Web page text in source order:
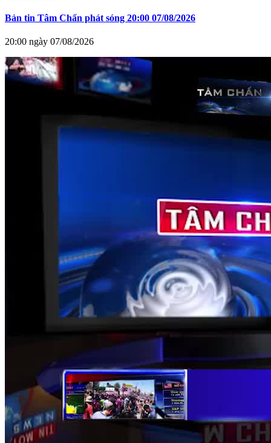
Bản tin Tâm Chấn phát sóng 20:00 07/08/2026
20:00 ngày 07/08/2026